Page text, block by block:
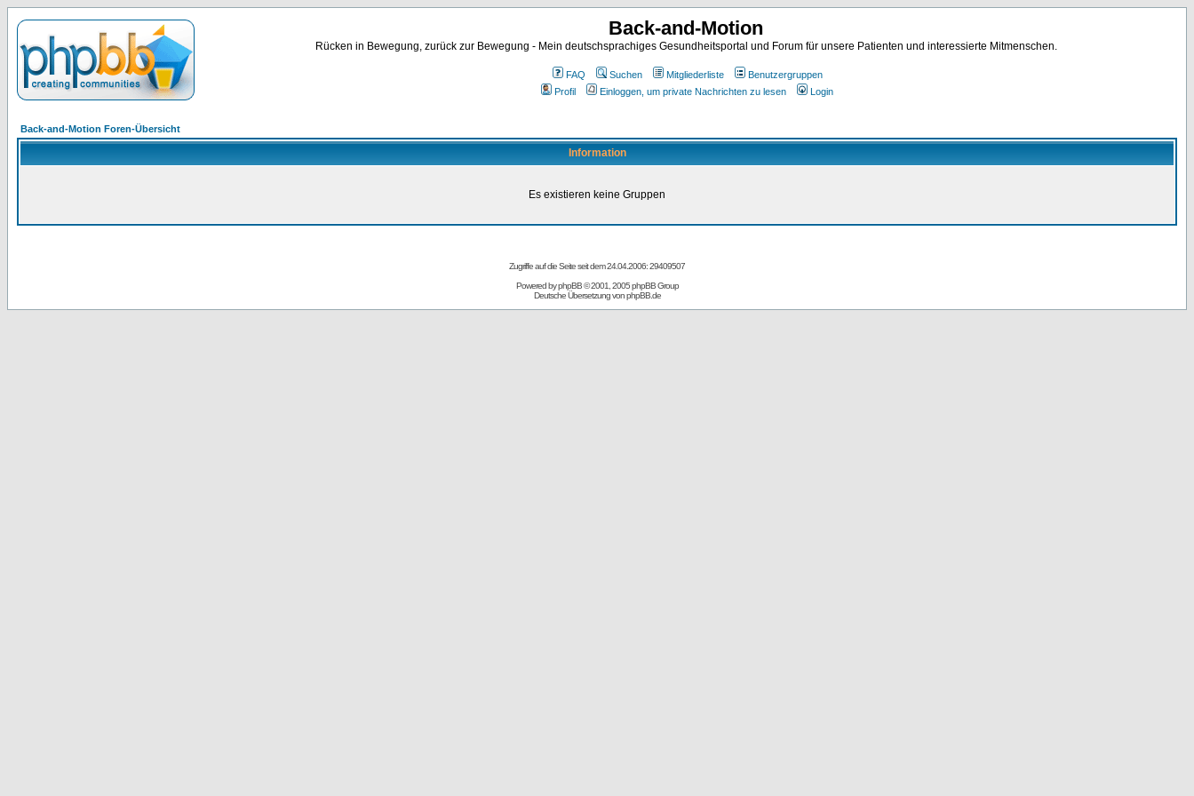
Back-and-Motion
Rücken in Bewegung, zurück zur Bewegung - Mein deutschsprachiges Gesundheitsportal und Forum für unsere Patienten und interessierte Mitmenschen.
FAQ Suchen Mitgliederliste
Benutzergruppen
Profil
Einloggen, um private Nachrichten zu lesen Login
Back-and-Motion Foren-Übersicht
Information
Es existieren keine Gruppen
Zugriffe auf die Seite seit dem 24.04.2006: 29409507
Powered byphpBB© 2001, 2005 phpBB Group
Deutsche Übersetzung vonphpBB.de